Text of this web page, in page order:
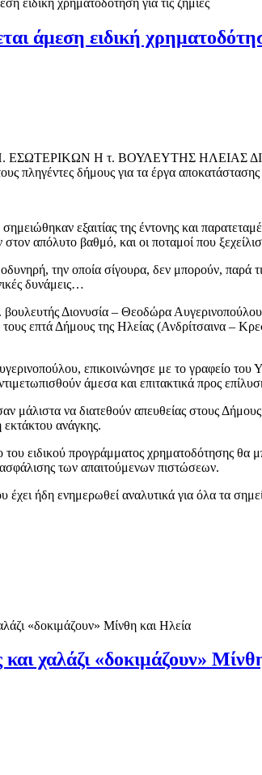
άμεση ειδική
ΕΣΩΤΕΡΙΚΩΝ Η τ. ΒΟΥΛΕΥΤΗΣ ΗΛΕΙΑΣ
πληγέντες δήμους για τα έργα αποκατάστασης
εξαιτίας της έντονης και
στον απόλυτο βαθμό, και οι ποταμοί που
την οποία σίγουρα, δεν μπορούν, παρά
δυνάμεις…
Διονυσία – Θεοδώρα Αυγερινοπούλου,
τους επτά Δήμους της Ηλείας (Ανδρίτσαινα –
επικοινώνησε με το γραφείο
άμεσα και επιτακτικά προς
μάλιστα να διατεθούν απευθείας στους
ανάγκης.
ειδικού προγράμματος χρηματοδότησης θα
των απαιτούμενων πιστώσεων.
ήδη ενημερωθεί αναλυτικά για όλα τα
χαλάζι «δοκιμάζουν»